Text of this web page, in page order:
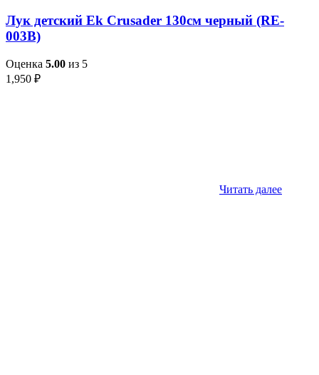
Лук детский Ek Crusader 130см черный (RE-
003B)
Оценка 5.00 из 5
1,950 ₽
Читать далее